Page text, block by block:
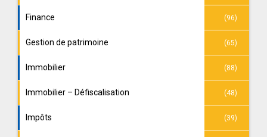
Finance (96)
Gestion de patrimoine (65)
Immobilier (88)
Immobilier – Défiscalisation (48)
Impôts (39)